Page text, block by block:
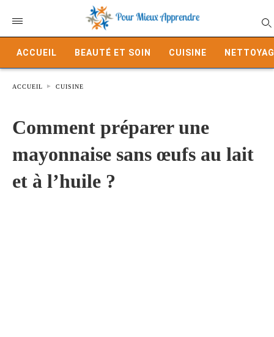
ACCUEIL BEAUTÉ ET SOIN CUISINE
ACCUEIL CUISINE
Comment préparer une
mayonnaise sans œufs au lait
et à l’huile ?